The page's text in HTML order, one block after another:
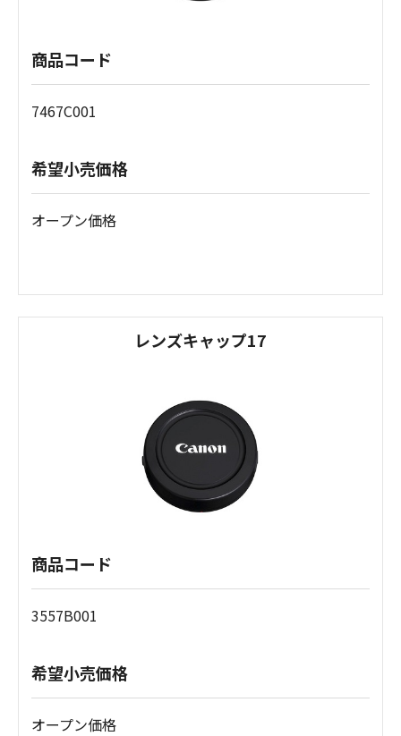
商品コード
7467C001
希望小売価格
オープン価格
レンズキャップ17
商品コード
3557B001
希望小売価格
オープン価格